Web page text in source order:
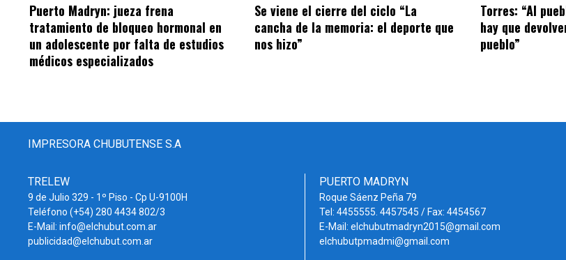
Puerto Madryn: jueza frena
tratamiento de bloqueo hormonal en
un adolescente por falta de estudios
médicos especializados
Se viene el cierre del ciclo “La
cancha de la memoria: el deporte que
nos hizo”
Torres: “Al
hay que
pueblo”
IMPRESORA CHUBUTENSE S.A
TRELEW
9 de Julio 329 - 1º Piso - Cp U-9100H
Teléfono (+54) 280 4434 802/3
E-Mail: info@elchubut.com.ar
publicidad@elchubut.com.ar
PUERTO MADRYN
Roque Sáenz Peña 79
Tel: 4455555. 4457545 / Fax: 4454567
E-Mail: elchubutmadryn2015@gmail.com
elchubutpmadmi@gmail.com